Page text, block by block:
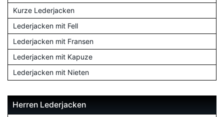
Kurze Lederjacken
Lederjacken mit Fell
Lederjacken mit Fransen
Lederjacken mit Kapuze
Lederjacken mit Nieten
Herren Lederjacken